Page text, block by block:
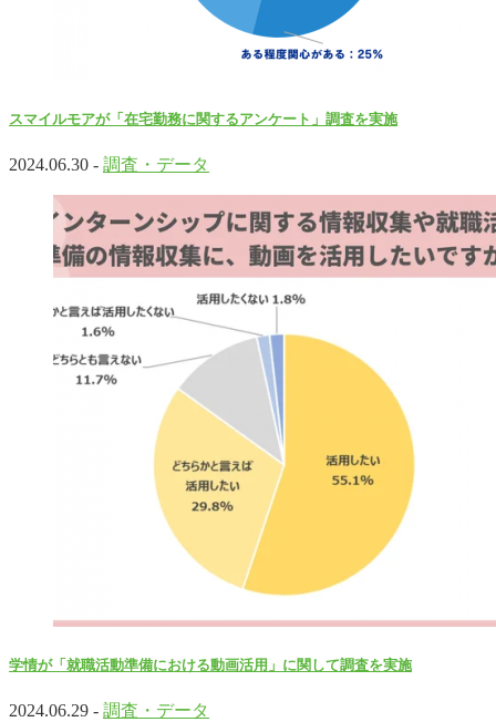
スマイルモアが「在宅勤務に関するアンケート」調査を実施
2024.06.30 - 調査・データ
学情が「就職活動準備における動画活用」に関して調査を実施
2024.06.29 - 調査・データ